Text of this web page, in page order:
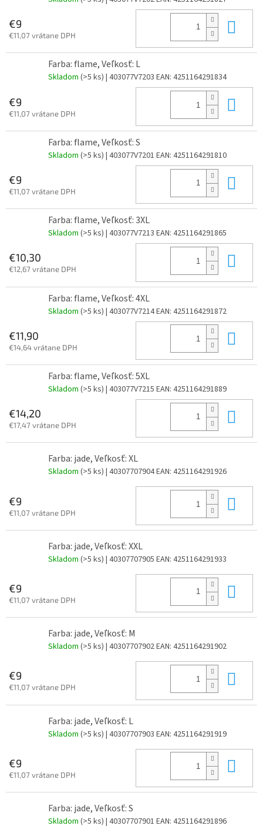
€9
€11,07 vrátane DPH
Farba: flame, Veľkosť: L
Skladom (>5 ks) | 403077V7203 EAN: 4251164291834
€9
€11,07 vrátane DPH
Farba: flame, Veľkosť: S
Skladom (>5 ks) | 403077V7201 EAN: 4251164291810
€9
€11,07 vrátane DPH
Farba: flame, Veľkosť: 3XL
Skladom (>5 ks) | 403077V7213 EAN: 4251164291865
€10,30
€12,67 vrátane DPH
Farba: flame, Veľkosť: 4XL
Skladom (>5 ks) | 403077V7214EAN: 4251164291872
€11,90
€14,64 vrátane DPH
Farba: flame, Veľkosť: 5XL
Skladom (>5 ks) | 403077V7215 EAN: 4251164291889
€14,20
€17,47 vrátane DPH
Farba: jade, Veľkosť: XL
Skladom (>5 ks) | 40307707904EAN: 4251164291926
€9
€11,07 vrátane DPH
Farba: jade, Veľkosť: XXL
Skladom (>5 ks) | 40307707905 EAN: 4251164291933
€9
€11,07 vrátane DPH
Farba: jade, Veľkosť: M
Skladom (>5 ks) | 40307707902EAN: 4251164291902
€9
€11,07 vrátane DPH
Farba: jade, Veľkosť: L
Skladom (>5 ks) | 40307707903 EAN: 4251164291919
€9
€11,07 vrátane DPH
Farba: jade, Veľkosť: S
Skladom (>5 ks) | 40307707901 EAN: 4251164291896